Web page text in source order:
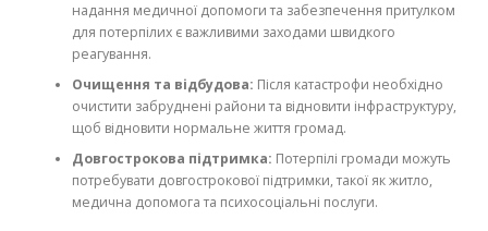
надання медичної допомоги та забезпечення притулком
для потерпілих є важливими заходами швидкого
реагування.
Очищення та відбудова: Після катастрофи необхідно
очистити забруднені райони та відновити інфраструктуру,
щоб відновити нормальне життя громад.
Довгострокова підтримка: Потерпілі громади можуть
потребувати довгострокової підтримки, такої як житло,
медична допомога та психосоціальні послуги.